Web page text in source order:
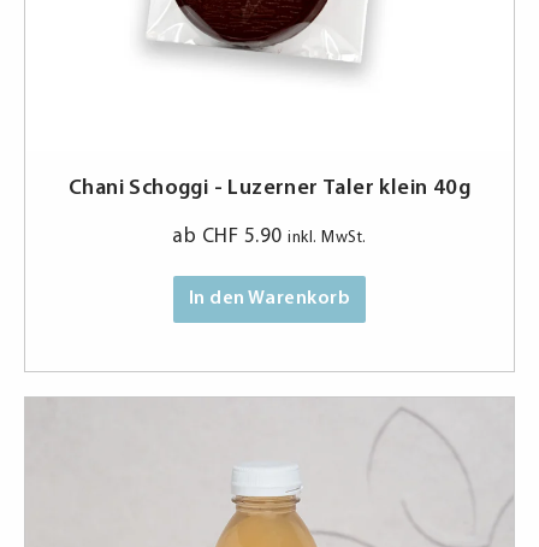
Chani Schoggi - Luzerner Taler klein 40g
ab CHF 5.90 inkl. MwSt.
In den Warenkorb